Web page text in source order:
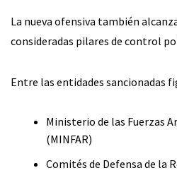
La nueva ofensiva también
consideradas pilares de control
Entre las entidades sancionadas
Ministerio de las Fuerzas
(MINFAR)
Comités de Defensa de la